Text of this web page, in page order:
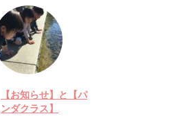
【お知らせ】と【パ
ンダクラス】